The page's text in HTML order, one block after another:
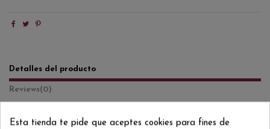
Detalles del producto
Reviews(0)
Formato/Format
Esta tienda te pide que aceptes cookies para fines de